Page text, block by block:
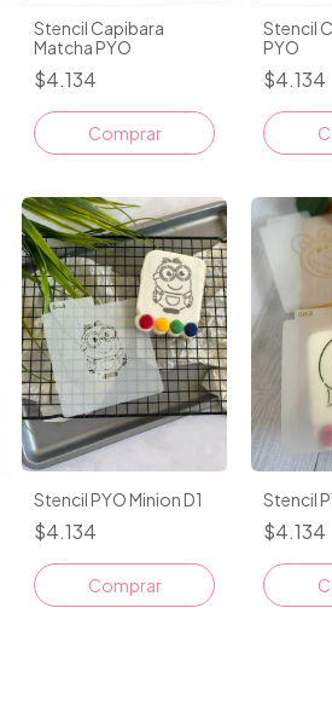
Stencil Capibara
Matcha PYO
$4.134
Comprar
Stencil
PYO
$4.134
Stencil PYO Minion D1
$4.134
Comprar
Stencil
$4.134